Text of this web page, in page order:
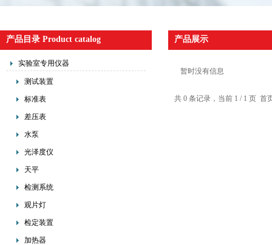
产品目录 Product catalog
实验室专用仪器
测试装置
标准表
差压表
水泵
光泽度仪
天平
检测系统
观片灯
检定装置
加热器
产品展示
暂时没有信息
共 0 条记录，当前 1 / 1 页